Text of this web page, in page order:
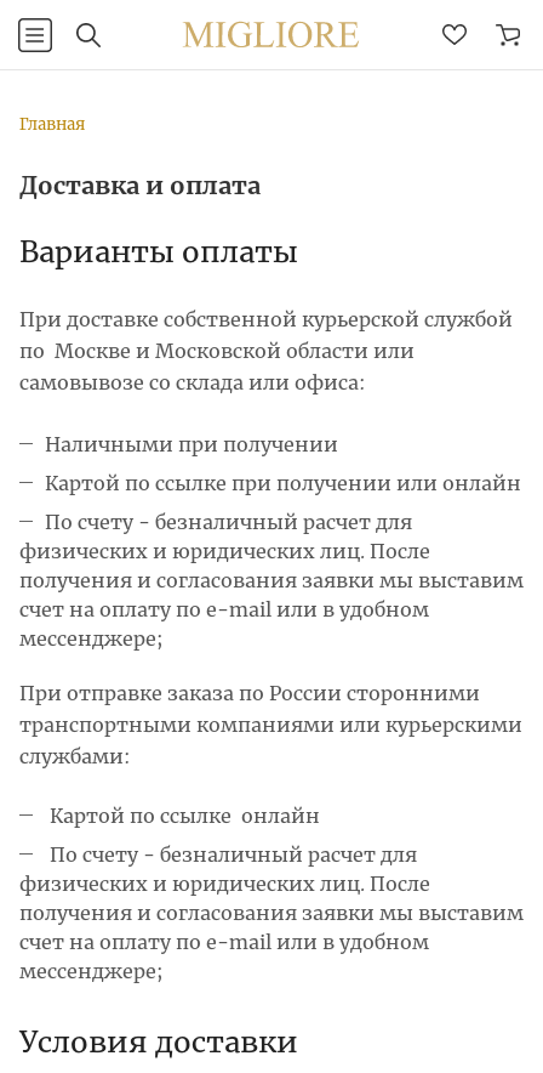
Главная
Доставка и оплата
Варианты оплаты
При доставке собственной курьерской службой
по Москве и Московской области или
самовывозе со склада или офиса:
Наличными при получении
Картой по ссылке при получении или онлайн
По счету - безналичный расчет для
физических и юридических лиц. После
получения и согласования заявки мы выставим
счет на оплату по e-mail или в удобном
мессенджере;
При отправке заказа по России сторонними
транспортными компаниями или курьерскими
службами:
Картой по ссылке онлайн
По счету - безналичный расчет для
физических и юридических лиц. После
получения и согласования заявки мы выставим
счет на оплату по e-mail или в удобном
мессенджере;
Условия доставки